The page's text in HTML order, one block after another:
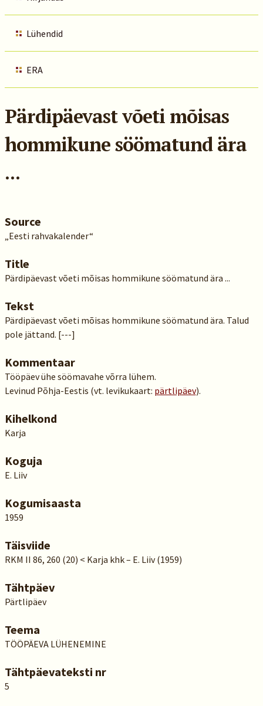
Lühendid
ERA
Pärdipäevast võeti mõisas
hommikune söömatund ära
...
Source
„Eesti rahvakalender“
Title
Pärdipäevast võeti mõisas hommikune söömatund ära ...
Tekst
Pärdipäevast võeti mõisas hommikune söömatund ära. Talud
pole jättand. [---]
Kommentaar
Tööpäev ühe söömavahe võrra lühem.
Levinud Põhja-Eestis (vt. levikukaart: pärtlipäev).
Kihelkond
Karja
Koguja
E. Liiv
Kogumisaasta
1959
Täisviide
RKM II 86, 260 (20) < Karja khk – E. Liiv (1959)
Tähtpäev
Pärtlipäev
Teema
TÖÖPÄEVA LÜHENEMINE
Tähtpäevateksti nr
5